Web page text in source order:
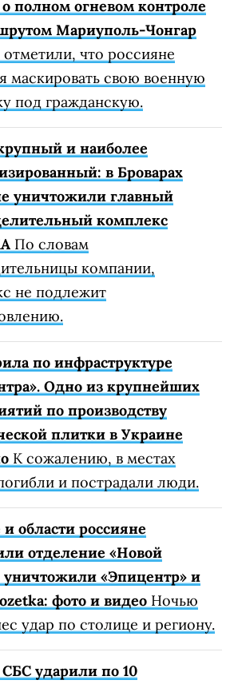
полном огневом контроле
Мариуполь-Чонгар
что россияне
маскировать свою военную
под гражданскую.
и наиболее
в Броварах
уничтожили главный
комплекс
По словам
компании,
не подлежит
по инфраструктуре
Одно из крупнейших
по производству
плитки в Украине
К сожалению, в местах
и пострадали люди.
области россияне
отделение «Новой
уничтожили «Эпицентр» и
фото и видео Ночью
удар по столице и региону.
ударили по 10